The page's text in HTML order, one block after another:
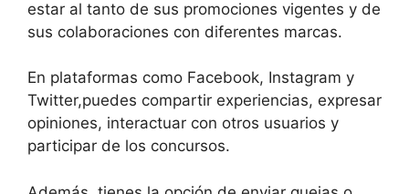
estar al tanto de sus promociones vigentes y de
sus colaboraciones con diferentes marcas.
En plataformas como Facebook, Instagram y
Twitter,puedes compartir experiencias, expresar
opiniones, interactuar con otros usuarios y
participar de los concursos.